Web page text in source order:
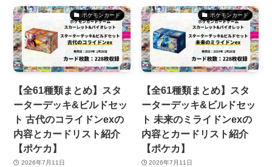
ポケモンカード
【全61種類まとめ】スタ
ーターデッキ&ビルドセッ
ト 古代のコライドンexの
内容とカードリスト紹介
【ポケカ】
2026年7月11日
ポケモンカード
【全61種類まとめ】スタ
ーターデッキ&ビルドセッ
ト 未来のミライドンexの
内容とカードリスト紹介
【ポケカ】
2026年7月11日